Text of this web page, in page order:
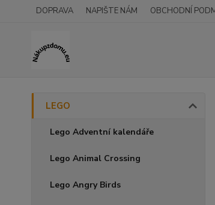
DOPRAVA NAPIŠTE NÁM OBCHODNÍ
LEGO
Lego Adventní kalendáře
Lego Animal Crossing
Lego Angry Birds